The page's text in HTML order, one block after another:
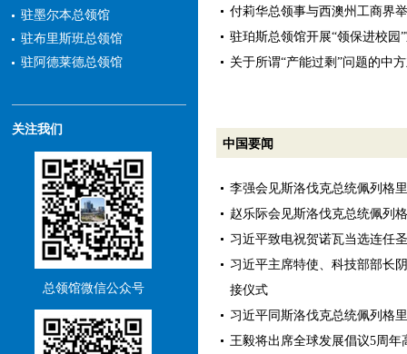
驻墨尔本总领馆
驻布里斯班总领馆
驻阿德莱德总领馆
关注我们
总领馆微信公众号
付莉华总领事与西澳州工商界
驻珀斯总领馆开展“领保进校园
关于所谓“产能过剩”问题的中
中国要闻
李强会见斯洛伐克总统佩列格
赵乐际会见斯洛伐克总统佩列
习近平致电祝贺诺瓦当选连任
习近平主席特使、科技部部长
接仪式
习近平同斯洛伐克总统佩列格
王毅将出席全球发展倡议5周年